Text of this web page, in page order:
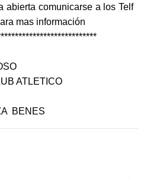
abierta comunicarse a los Telf
mas información
ATLETICO
BENES